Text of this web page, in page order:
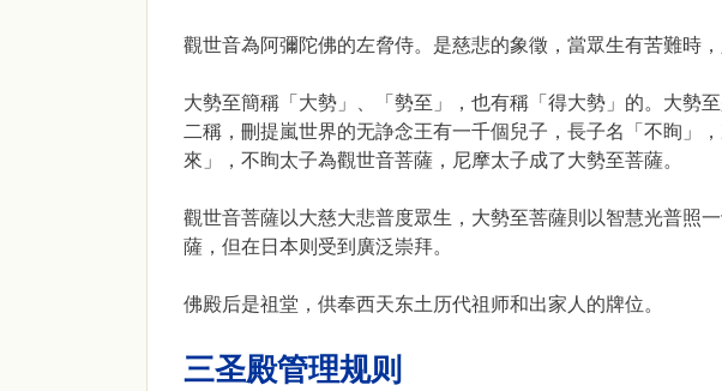
觀世音為阿彌陀佛的左脅侍。是慈悲的象徵，當眾生有苦難時
大勢至簡稱「大勢」、「勢至」，也有稱「得大勢」的。大勢
二稱，刪提嵐世界的无諍念王有一千個兒子，長子名「不眴」
來」，不眴太子為觀世音菩薩，尼摩太子成了大勢至菩薩。
觀世音菩薩以大慈大悲普度眾生，大勢至菩薩則以智慧光普照
薩，但在日本则受到廣泛崇拜。
佛殿后是祖堂，供奉西天东土历代祖师和出家人的牌位。
三圣殿管理规则